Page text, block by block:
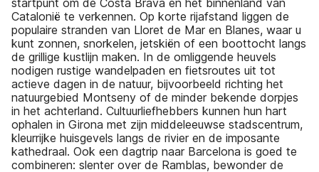
Catalonië te verkennen. Op korte rijafstand liggen de
populaire stranden van Lloret de Mar en Blanes, waar u
kunt zonnen, snorkelen, jetskiën of een boottocht langs
de grillige kustlijn maken. In de omliggende heuvels
nodigen rustige wandelpaden en fietsroutes uit tot
actieve dagen in de natuur, bijvoorbeeld richting het
natuurgebied Montseny of de minder bekende dorpjes
in het achterland. Cultuurliefhebbers kunnen hun hart
ophalen in Girona met zijn middeleeuwse stadscentrum,
kleurrijke huisgevels langs de rivier en de imposante
kathedraal. Ook een dagtrip naar Barcelona is goed te
combineren: slenter over de Ramblas, bewonder de